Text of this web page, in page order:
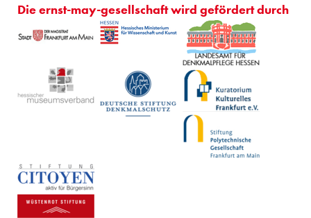
Die ernst-may-gesellschaft wird gefördert durch